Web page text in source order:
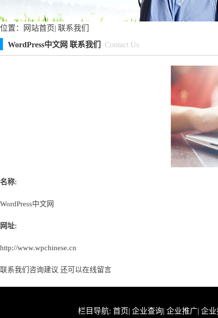
位置： 网站首页| 联系我们
WordPress中文网 联系我们
Contact Us
名称:
WordPress中文网
网址:
http://www.wpchinese.cn
联系我们咨询建议 还可以在线留言
栏目导航: 首页| 企业查询| 企业推广| 企